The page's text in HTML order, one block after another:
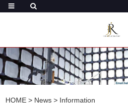
HOME > News > Information